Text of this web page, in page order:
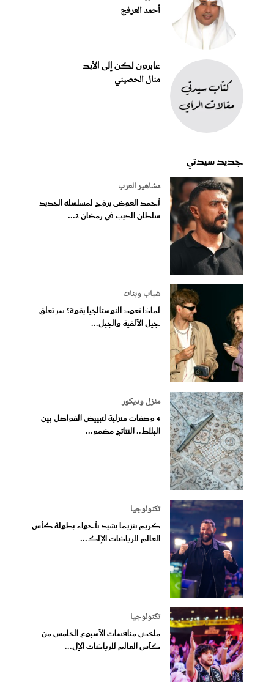
أحمد العرفج
عابرون لكن إلى الأبد
منال الحصيني
جديد سيدتي
مشاهير العرب
أحمد العوضى يروّج لمسلسله الجديد
سلطان الديب في رمضان 2...
شباب وبنات
لماذا تعود النوستالجيا بقوة؟ سر تعلق
جيل الألفية والجيل...
منزل وديكور
4 وصفات منزلية لتبييض الفواصل بين
البلاط.. النتائج مضمو...
تكنولوجيا
كريم بنزيما يشيد بأجواء بطولة كأس
العالم للرياضات الإلك...
تكنولوجيا
ملخص منافسات الأسبوع الخامس من
كأس العالم للرياضات الإل...